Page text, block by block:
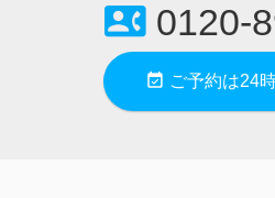
contact_phone0120-
event_available ご予約は24